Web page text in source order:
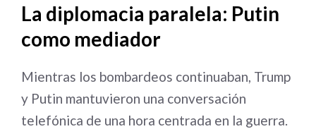
La diplomacia paralela: Putin
como mediador
Mientras los bombardeos continuaban, Trump
y Putin mantuvieron una conversación
telefónica de una hora centrada en la guerra.